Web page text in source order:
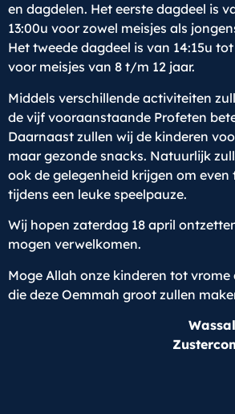
en dagdelen. Het eerste dagdeel is
13:00u voor zowel meisjes als
Het tweede dagdeel is van 14:15u
voor meisjes van 8 t/m 12 jaar.
Middels verschillende activiteiten
de vijf vooraanstaande Profeten
Daarnaast zullen wij de kinderen
maar gezonde snacks. Natuurlijk
ook de gelegenheid krijgen om even
tijdens een leuke speelpauze.
Wij hopen zaterdag 18 april
mogen verwelkomen.
Moge Allah onze kinderen tot vrome
die deze Oemmah groot zullen